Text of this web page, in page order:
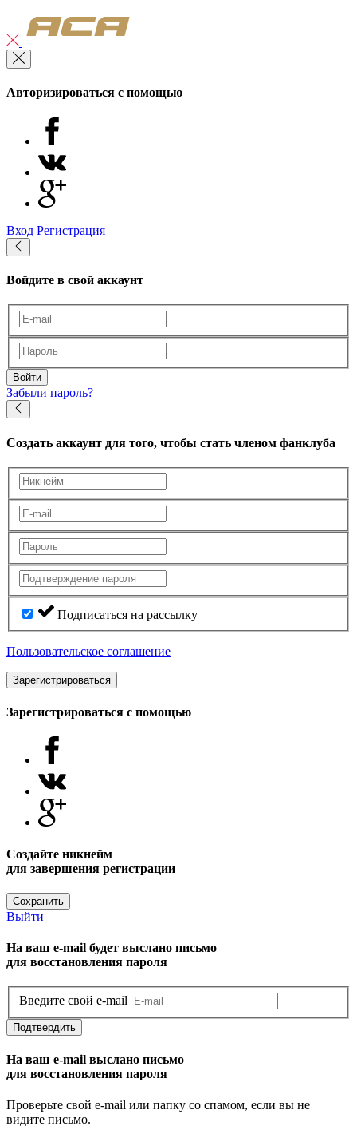
Авторизироваться с помощью
Вход Регистрация
Войдите в свой аккаунт
Войти
Забыли пароль?
Создать аккаунт для того, чтобы стать членом фанклуба
Подписаться на рассылку
Пользовательское соглашение
Зарегистрироваться
Зарегистрироваться с помощью
Создайте никнейм
для завершения регистрации
Сохранить
Выйти
На ваш e-mail будет выслано письмо
для восстановления пароля
Введите свой e-mail
Подтвердить
На ваш e-mail выслано письмо
для восстановления пароля
Проверьте свой e-mail или папку со спамом, если вы не
видите письмо.